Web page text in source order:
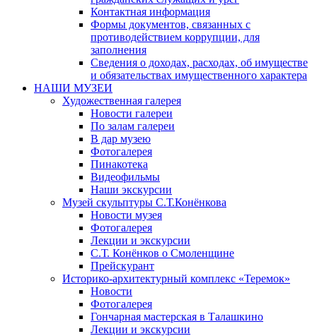
Контактная информация
Формы документов, связанных с
противодействием коррупции, для
заполнения
Сведения о доходах, расходах, об имуществе
и обязательствах имущественного характера
НАШИ МУЗЕИ
Художественная галерея
Новости галереи
По залам галереи
В дар музею
Фотогалерея
Пинакотека
Видеофильмы
Наши экскурсии
Музей скульптуры С.Т.Конёнкова
Новости музея
Фотогалерея
Лекции и экскурсии
С.Т. Конёнков о Смоленщине
Прейскурант
Историко-архитектурный комплекс «Теремок»
Новости
Фотогалерея
Гончарная мастерская в Талашкино
Лекции и экскурсии